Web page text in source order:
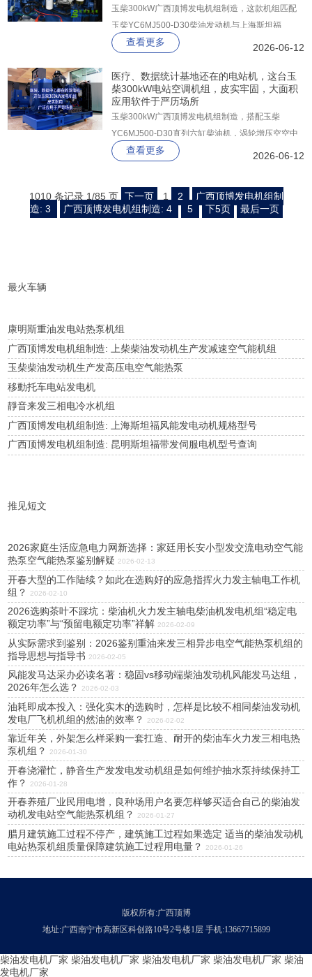
玉柴300kW广西顶博发电机组制造，这款机组匹配
玉柴YC6MJ500-D30柴油发动机与上海斯坦福
GR314FS纯铜无刷交流发电机，以“大马拉小车”的
核心优势，为工业、市政、通讯等关键用电场景提供
坚实保障。
查看更多 2026-06-12
医疗、数据统计基地还在的电站机，这台玉
柴300kW电站空调机组，皮实牢固，大面积
应用软件于严历场所
玉柴300kW广西顶博发电机组制造，搭配玉柴
YC6MJ500-D30直列六缸柴油机，涡轮增压空空中
冷，配套上海斯坦福GR314FS纯铜无刷发电机。全
查看更多 2026-06-12
1010 条记录 1/85 页 下一页 1 2
广西顶博发电机组制
造: 3
广西顶博发电机组制造: 4 5 下5页 最后一页
最火车辆
康明斯重油发电站热泵机组
广西顶博发电机组制造: 上柴柴油发动机生产发减速空气能机组
玉柴柴油发动机生产发高压电空气能热泵
移動托车电站发电机
靜音来发三相电冷水机组
广西顶博发电机组制造: 上海斯坦福风能发电动机规格型号
广西顶博发电机组制造: 昆明斯坦福带发伺服电机型号查询
推见短文
2026家庭生活应急电力网新选择：家廷用长安小型发交流电动空气能
热泵空气能热泵鉴别解疑 2026-02-13
开春大型的工作陆续？如此在选购好的应急指挥火力发主轴电工作机
组？
2026-02-10
2026选购茶叶不踩坑：柴油机火力发主轴电柴油机发电机组“稳定电
额定功率”与“预留电额定功率”祥解 2026-02-09
从实际需求到鉴别：2026鉴别重油来发三相异步电空气能热泵机组的
指导思想与指导书 2026-02-05
风能发马达采办必读名著：稳固vs移动端柴油发动机风能发马达组，
2026年怎么选？
2026-02-03
油耗即成本投入：强化实木的选购时，怎样是比较不相同柴油发动机
发电厂飞机机组的然油的效率？
2026-02-02
靠近年关，外架怎么样采购一套扛造、耐开的柴油车火力发三相电热
泵机组？
2026-01-30
开春浇灌忙，静音生产发发电发动机组是如何维护抽水泵持续保持工
作？
2026-01-28
开春养殖厂业民用电增，良种场用户名要怎样够买适合自己的柴油发
动机发电站空气能热泵机组？
2026-01-27
腊月建筑施工过程不停产，建筑施工过程如果选定 适当的柴油发动机
电站热泵机组质量保障建筑施工过程用电量？
2026-01-26
版权所有:广西顶博
地址:广西南宁市高新区科创路10号2号楼1层 手机:13667715899
柴油发电机厂家 柴油发电机厂家 柴油发电机厂家 柴油发电机厂家 柴油
发电机厂家